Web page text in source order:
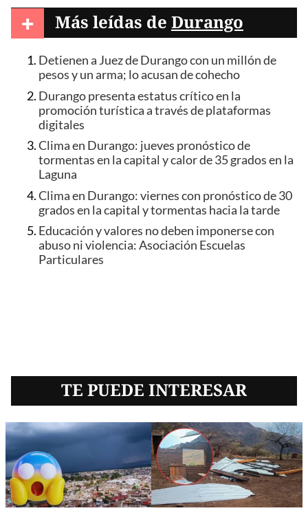
+ Más leídas de Durango
Detienen a Juez de Durango con un millón de
pesos y un arma; lo acusan de cohecho
Durango presenta estatus crítico en la
promoción turística a través de plataformas
digitales
Clima en Durango: jueves pronóstico de
tormentas en la capital y calor de 35 grados en la
Laguna
Clima en Durango: viernes con pronóstico de 30
grados en la capital y tormentas hacia la tarde
Educación y valores no deben imponerse con
abuso ni violencia: Asociación Escuelas
Particulares
TE PUEDE INTERESAR